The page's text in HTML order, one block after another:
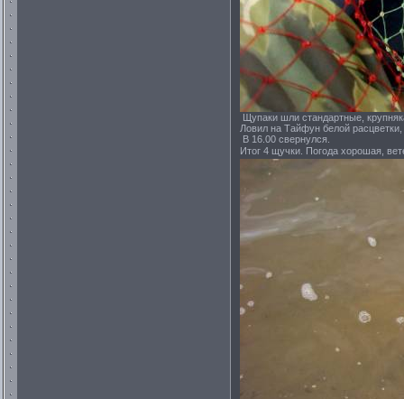
Щупаки шли стандартные,
Ловил на Тайфун белой
В 16.00 свернулся.
Итог 4 щучки. Погода хорошая,